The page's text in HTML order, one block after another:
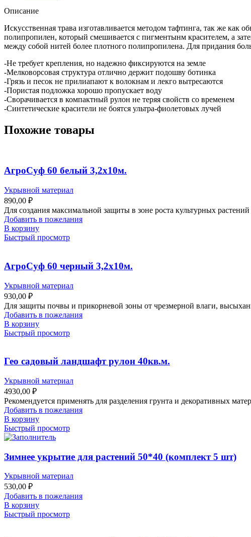
Описание
Искусственная трава изготавливается методом тафтинга, так же
полипропилен, который смешивается с пигментынм красителем, а
между собой нитей более плотного полипропилена. Для придания
-Не требует крепления, но надежно фиксируются на земле
-Мелковорсовая структура отлично держит подошву ботинка
-Грязь и песок не прилиапают к волокнам и лекго вытресаются
-Пористая подложка хорошо пропускает воду
-Сворачивается в компактный рулон не теряя свойств со временем
-Синтетические красители не боятся ультра-фиолетовых лучей
Похожие товары
АгроСуф 60 белый 3,2х10м.
Укрывной материал
890,00 ₽
Для создания максимальной защиты в зоне роста культурных
Добавить в пожелания
В корзину
Быстрый просмотр
АгроСуф 60 черный 3,2х10м.
Укрывной материал
930,00 ₽
Для защиты почвы и прикорневой зоны от чрезмерной влаги,
Добавить в пожелания
В корзину
Быстрый просмотр
Гео садовый ландшафт рулон 40кв.м.
Укрывной материал
4930,00 ₽
Рекомендуется применять для разделения грунта и декоративных
Добавить в пожелания
В корзину
Быстрый просмотр
Зимнее укрытие для растений 50*40 (комплект 5 шт)
Укрывной материал
530,00 ₽
Добавить в пожелания
В корзину
Быстрый просмотр